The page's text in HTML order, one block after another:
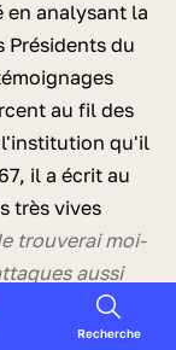
Recherche
en analysant la
Présidents du
au fil des
l'institution qu'il
il a écrit au
très vives
trouverai moi-
aussi
l'opinion
qui a